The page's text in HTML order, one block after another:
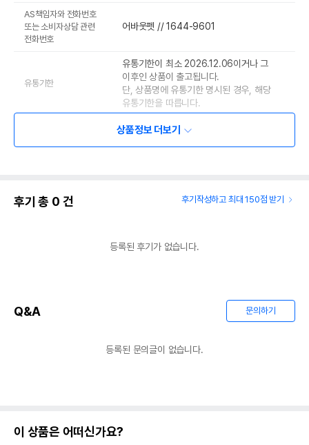
AS책임자와 전화번호
또는 소비자상담 관련
전화번호
어바웃펫 // 1644-9601
유통기한
유통기한이 최소 2026.12.06이거나 그
이후인 상품이 출고됩니다.
단, 상품명에 유통기한 명시된 경우, 해당
유통기한을 따릅니다.
상품정보 더보기
후기 총 0 건 후기작성하고 최대 150점 받기
등록된 후기가 없습니다.
Q&A 문의하기
등록된 문의글이 없습니다.
이 상품은 어떠신가요?